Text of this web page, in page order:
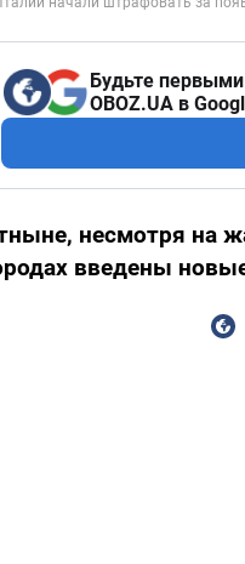
Будьте
OBOZ.UA в
несмотря на
введены